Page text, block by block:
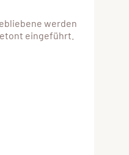
werden
eingeführt.